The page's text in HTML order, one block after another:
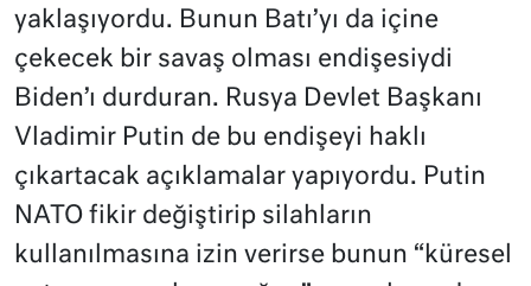
yaklaşıyordu. Bunun Batı’yı da içine
çekecek bir savaş olması endişesiydi
Biden’ı durduran. Rusya Devlet Başkanı
Vladimir Putin de bu endişeyi haklı
çıkartacak açıklamalar yapıyordu. Putin
NATO fikir değiştirip silahların
kullanılmasına izin verirse bunun “küresel